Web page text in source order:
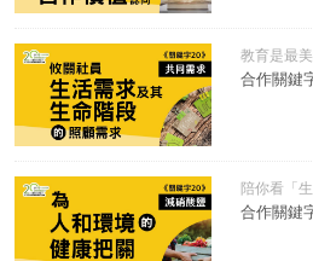
教育是最
合作關鍵
陪你看「生
合作關鍵